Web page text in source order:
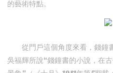
的藝術特點。
從門戶這個角度來看，錢鐘
吳福輝所說“錢鐘書的小說，在